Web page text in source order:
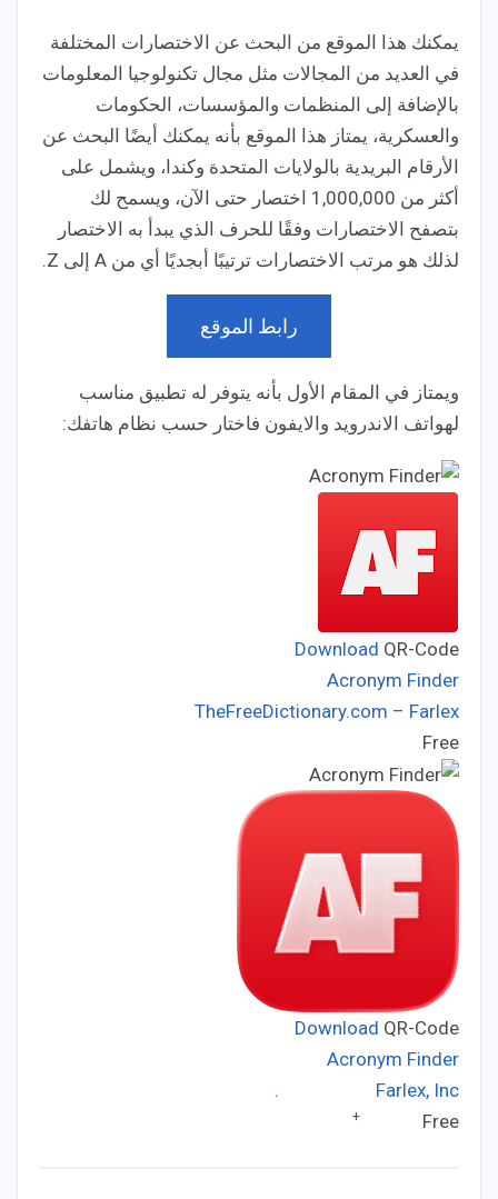
يمكنك هذا الموقع من البحث عن الاختصارات المختلفة
في العديد من المجالات مثل مجال تكنولوجيا المعلومات
بالإضافة إلى المنظمات والمؤسسات، الحكومات
والعسكرية، يمتاز هذا الموقع بأنه يمكنك أيضًا البحث عن
الأرقام البريدية بالولايات المتحدة وكندا، ويشمل على
أكثر من 1,000,000 اختصار حتى الآن، ويسمح لك
بتصفح الاختصارات وفقًا للحرف الذي يبدأ به الاختصار
لذلك هو مرتب الاختصارات ترتيبًا أبجديًا أي من A إلى Z.
رابط الموقع
ويمتاز في المقام الأول بأنه يتوفر له تطبيق مناسب
لهواتف الاندرويد والايفون فاختار حسب نظام هاتفك:
Download QR-Code
Acronym Finder
TheFreeDictionary.com – Farlex
Free
Download QR-Code
Acronym Finder
Farlex, Inc.
Free
+